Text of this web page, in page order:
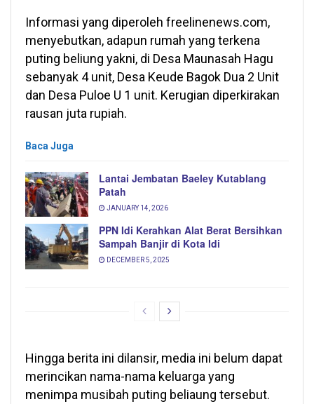
Informasi yang diperoleh freelinenews.com,
menyebutkan, adapun rumah yang terkena
puting beliung yakni, di Desa Maunasah Hagu
sebanyak 4 unit, Desa Keude Bagok Dua 2 Unit
dan Desa Puloe U 1 unit. Kerugian diperkirakan
rausan juta rupiah.
Baca Juga
Lantai Jembatan Baeley Kutablang
Patah
JANUARY 14, 2026
PPN Idi Kerahkan Alat Berat Bersihkan
Sampah Banjir di Kota Idi
DECEMBER 5, 2025
Hingga berita ini dilansir, media ini belum dapat
merincikan nama-nama keluarga yang
menimpa musibah puting beliaung tersebut.